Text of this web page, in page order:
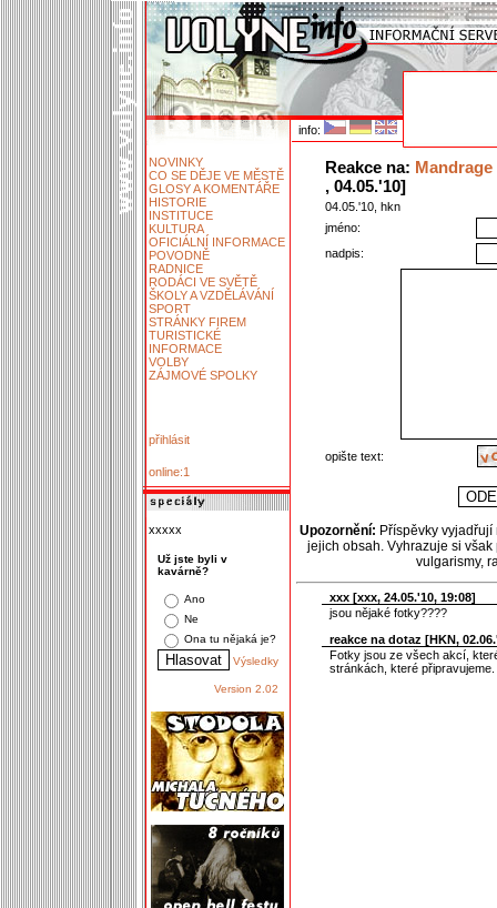
info:
NOVINKY
CO SE DĚJE VE MĚSTĚ
GLOSY A KOMENTÁŘE
HISTORIE
INSTITUCE
KULTURA
OFICIÁLNÍ INFORMACE
POVODNĚ
RADNICE
RODÁCI VE SVĚTĚ
ŠKOLY A VZDĚLÁVÁNÍ
SPORT
STRÁNKY FIREM
TURISTICKÉ
INFORMACE
VOLBY
ZÁJMOVÉ SPOLKY
přihlásit
online:1
xxxxx
Už jste byli v
kavárně?
Ano
Ne
Ona tu nějaká je?
Výsledky
Version 2.02
Reakce na:
, 04.05.'10]
04.05.'10, hkn
jméno:
nadpis:
opište text:
Upozornění: Příspěvky
jejich obsah. Vyhrazuje si
vulgarismy,
xxx [xxx, 24.05.'10, 19:08]
jsou nějaké fotky????
reakce na dotaz [HKN,
Fotky jsou ze všech akcí,
stránkách, které